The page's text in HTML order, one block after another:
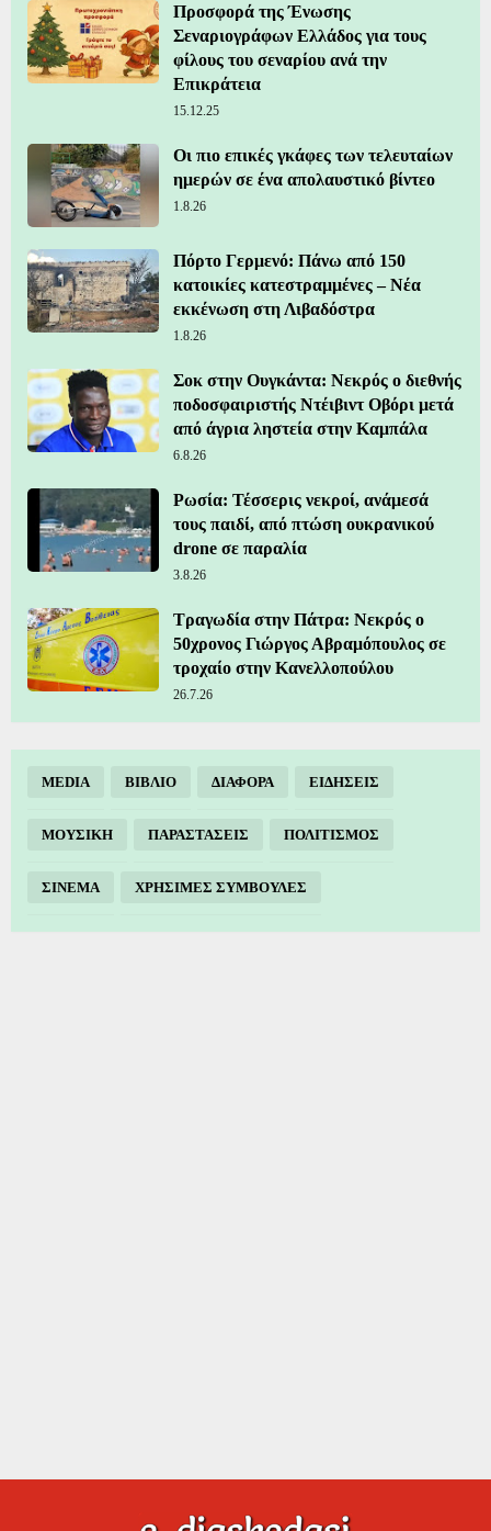
Προσφορά της Ένωσης
Σεναριογράφων Ελλάδος για τους
φίλους του σεναρίου ανά την
Επικράτεια
15.12.25
Οι πιο επικές γκάφες των τελευταίων
ημερών σε ένα απολαυστικό βίντεο
1.8.26
Πόρτο Γερμενό: Πάνω από 150
κατοικίες κατεστραμμένες – Νέα
εκκένωση στη Λιβαδόστρα
1.8.26
Σοκ στην Ουγκάντα: Νεκρός ο διεθνής
ποδοσφαιριστής Ντέιβιντ Οβόρι μετά
από άγρια ληστεία στην Καμπάλα
6.8.26
Ρωσία: Τέσσερις νεκροί, ανάμεσά
τους παιδί, από πτώση ουκρανικού
drone σε παραλία
3.8.26
Τραγωδία στην Πάτρα: Νεκρός ο
50χρονος Γιώργος Αβραμόπουλος σε
τροχαίο στην Κανελλοπούλου
26.7.26
MEDIA ΒΙΒΛΙΟ ΔΙΑΦΟΡΑ ΕΙΔΗΣΕΙΣ
ΜΟΥΣΙΚΗ ΠΑΡΑΣΤΑΣΕΙΣ ΠΟΛΙΤΙΣΜΟΣ
ΣΙΝΕΜΑ ΧΡΗΣΙΜΕΣ ΣΥΜΒΟΥΛΕΣ